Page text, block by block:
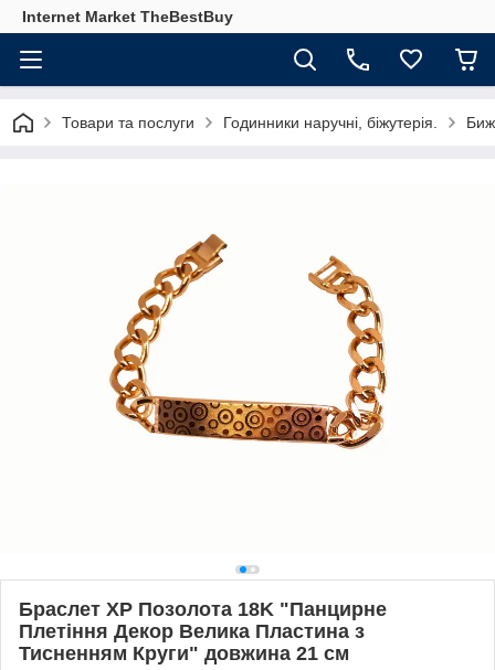
Internet Market TheBestBuy
Товари та послуги Годинники наручні, біжутерія.
Браслет XP Позолота 18K "Панцирне
Плетіння Декор Велика Пластина з
Тисненням Круги" довжина 21 см